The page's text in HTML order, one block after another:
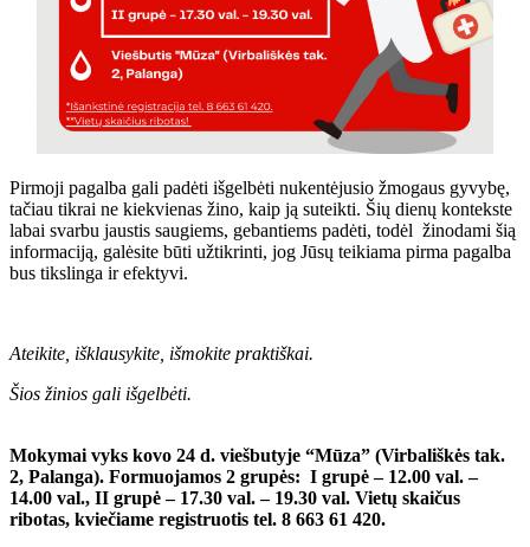
Pirmoji pagalba gali padėti išgelbėti nukentėjusio žmogaus gyvybę,
tačiau tikrai ne kiekvienas žino, kaip ją suteikti. Šių dienų kontekste
labai svarbu jaustis saugiems, gebantiems padėti, todėl žinodami šią
informaciją, galėsite būti užtikrinti, jog Jūsų teikiama pirma pagalba
bus tikslinga ir efektyvi.
Ateikite, išklausykite, išmokite praktiškai.
Šios žinios gali išgelbėti.
Mokymai vyks kovo 24 d. viešbutyje “Mūza” (Virbališkės tak.
2, Palanga). Formuojamos 2 grupės: I grupė – 12.00 val. –
14.00 val., II grupė – 17.30 val. – 19.30 val. Vietų skaičus
ribotas, kviečiame registruotis tel. 8 663 61 420.